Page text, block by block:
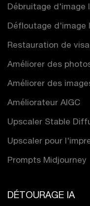
Débruitage d'image
Défloutage d'image
Restauration de
Améliorer des
Améliorer des
Améliorateur AIGC
Upscaler Stable
Upscaler pour
Prompts Midjourney
DÉTOURAGE IA